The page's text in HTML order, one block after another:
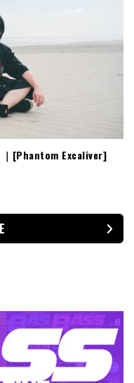
｜[Phantom Excaliver]